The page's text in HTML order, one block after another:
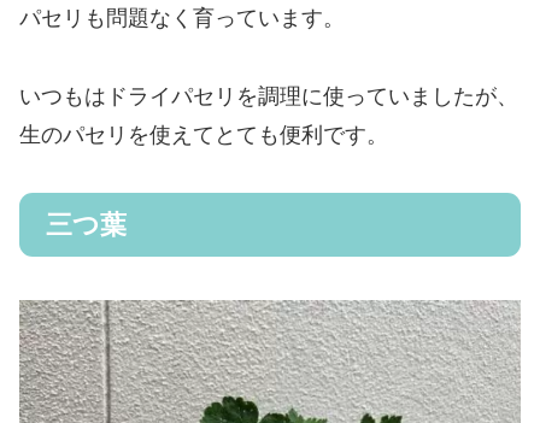
パセリも問題なく育っています。
いつもはドライパセリを調理に使っていましたが、
生のパセリを使えてとても便利です。
三つ葉